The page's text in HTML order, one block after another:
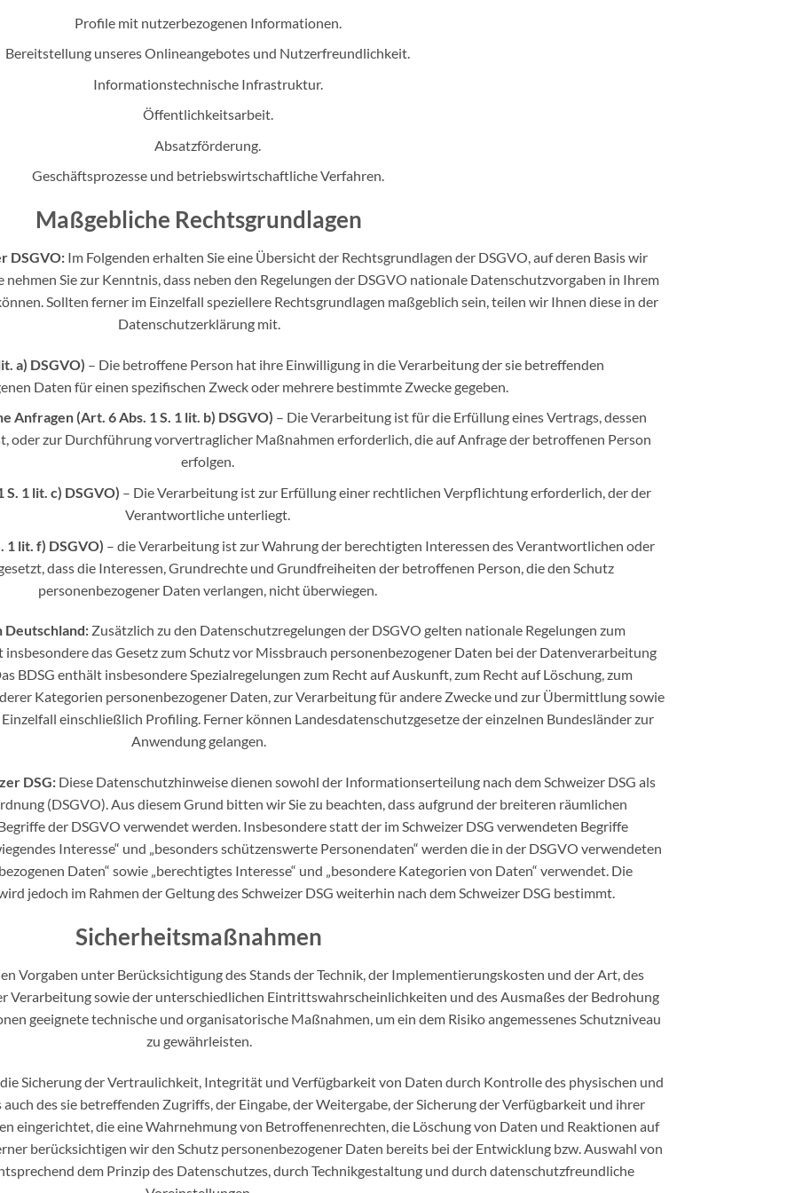
Profile mit nutzerbezogenen Informationen.
Bereitstellung unseres Onlineangebotes und Nutzerfreundlichkeit.
Informationstechnische Infrastruktur.
Öffentlichkeitsarbeit.
Absatzförderung.
Geschäftsprozesse und betriebswirtschaftliche Verfahren.
Maßgebliche Rechtsgrundlagen
DSGVO: Im Folgenden erhalten Sie eine Übersicht der Rechtsgrundlagen der DSGVO, auf deren Basis wir
Sie zur Kenntnis, dass neben den Regelungen der DSGVO nationale Datenschutzvorgaben in Ihrem
Sollten ferner im Einzelfall speziellere Rechtsgrundlagen maßgeblich sein, teilen wir Ihnen diese in der
Datenschutzerklärung mit.
a) DSGVO) – Die betroffene Person hat ihre Einwilligung in die Verarbeitung der sie betreffenden
Daten für einen spezifischen Zweck oder mehrere bestimmte Zwecke gegeben.
(Art. 6 Abs. 1 S. 1 lit. b) DSGVO) – Die Verarbeitung ist für die Erfüllung eines Vertrags, dessen
oder zur Durchführung vorvertraglicher Maßnahmen erforderlich, die auf Anfrage der betroffenen Person
erfolgen.
1 lit. c) DSGVO) – Die Verarbeitung ist zur Erfüllung einer rechtlichen Verpflichtung erforderlich, der der
Verantwortliche unterliegt.
1 lit. f) DSGVO) – die Verarbeitung ist zur Wahrung der berechtigten Interessen des Verantwortlichen oder
dass die Interessen, Grundrechte und Grundfreiheiten der betroffenen Person, die den Schutz
personenbezogener Daten verlangen, nicht überwiegen.
Deutschland: Zusätzlich zu den Datenschutzregelungen der DSGVO gelten nationale Regelungen zum
das Gesetz zum Schutz vor Missbrauch personenbezogener Daten bei der Datenverarbeitung
BDSG enthält insbesondere Spezialregelungen zum Recht auf Auskunft, zum Recht auf Löschung, zum
Kategorien personenbezogener Daten, zur Verarbeitung für andere Zwecke und zur Übermittlung sowie
einschließlich Profiling. Ferner können Landesdatenschutzgesetze der einzelnen Bundesländer zur
Anwendung gelangen.
DSG: Diese Datenschutzhinweise dienen sowohl der Informationserteilung nach dem Schweizer DSG als
(DSGVO). Aus diesem Grund bitten wir Sie zu beachten, dass aufgrund der breiteren räumlichen
der DSGVO verwendet werden. Insbesondere statt der im Schweizer DSG verwendeten Begriffe
Interesse“ und „besonders schützenswerte Personendaten“ werden die in der DSGVO verwendeten
Daten“ sowie „berechtigtes Interesse“ und „besondere Kategorien von Daten“ verwendet. Die
jedoch im Rahmen der Geltung des Schweizer DSG weiterhin nach dem Schweizer DSG bestimmt.
Sicherheitsmaßnahmen
Vorgaben unter Berücksichtigung des Stands der Technik, der Implementierungskosten und der Art, des
Verarbeitung sowie der unterschiedlichen Eintrittswahrscheinlichkeiten und des Ausmaßes der Bedrohung
geeignete technische und organisatorische Maßnahmen, um ein dem Risiko angemessenes Schutzniveau
zu gewährleisten.
Sicherung der Vertraulichkeit, Integrität und Verfügbarkeit von Daten durch Kontrolle des physischen und
des sie betreffenden Zugriffs, der Eingabe, der Weitergabe, der Sicherung der Verfügbarkeit und ihrer
eingerichtet, die eine Wahrnehmung von Betroffenenrechten, die Löschung von Daten und Reaktionen auf
berücksichtigen wir den Schutz personenbezogener Daten bereits bei der Entwicklung bzw. Auswahl von
dem Prinzip des Datenschutzes, durch Technikgestaltung und durch datenschutzfreundliche